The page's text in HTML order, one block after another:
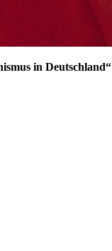
in Deutschland“